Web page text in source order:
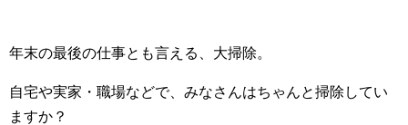
年末の最後の仕事とも言える、大掃除。
自宅や実家・職場などで、みなさんはちゃんと掃除してい
ますか？